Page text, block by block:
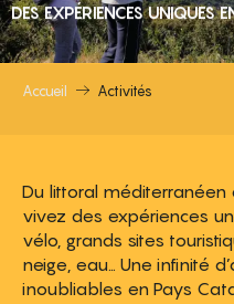
DES EXPÉRIENCES UNIQUES
Accueil Activités
Du littoral
vivez des expériences
vélo, grands sites
neige, eau… Une infinité
inoubliables en Pays